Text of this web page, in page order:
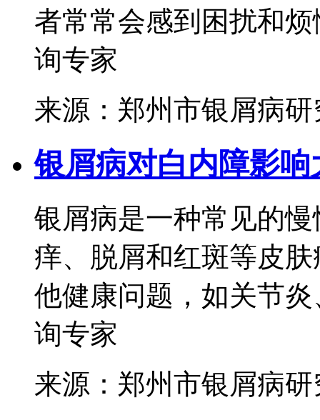
者常常会感到困扰和
询专家
来源：郑州市银屑病
银屑病对白内障影响
银屑病是一种常见的
痒、脱屑和红斑等皮
他健康问题，如关节
询专家
来源：郑州市银屑病